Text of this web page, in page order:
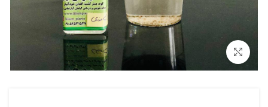
بزرگنمایی تصویر